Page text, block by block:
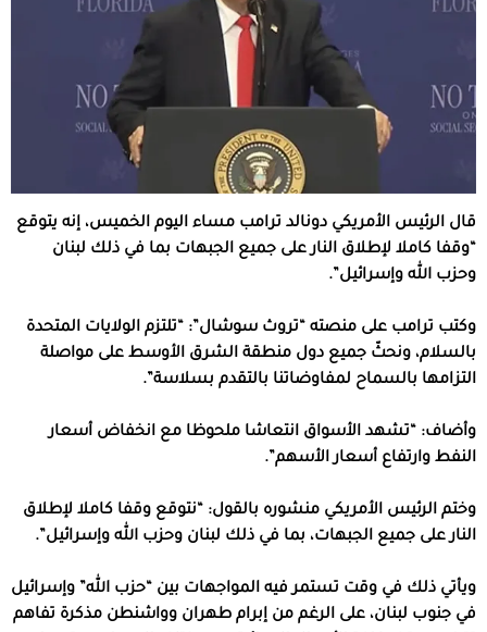
قال الرئيس الأمريكي دونالد ترامب مساء اليوم الخميس، إنه يتوقع
“وقفا كاملا لإطلاق النار على جميع الجبهات بما في ذلك لبنان
وحزب الله وإسرائيل”.
وكتب ترامب على منصته “تروث سوشال”: “تلتزم الولايات المتحدة
بالسلام، ونحثّ جميع دول منطقة الشرق الأوسط على مواصلة
التزامها بالسماح لمفاوضاتنا بالتقدم بسلاسة”.
وأضاف: “تشهد الأسواق انتعاشا ملحوظا مع انخفاض أسعار
النفط وارتفاع أسعار الأسهم”.
وختم الرئيس الأمريكي منشوره بالقول: “نتوقع وقفا كاملا لإطلاق
النار على جميع الجبهات، بما في ذلك لبنان وحزب الله وإسرائيل”.
ويأتي ذلك في وقت تستمر فيه المواجهات بين “حزب الله” وإسرائيل
في جنوب لبنان، على الرغم من إبرام طهران وواشنطن مذكرة تفاهم